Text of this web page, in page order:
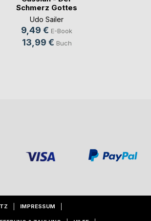
Schmerz Gottes
Udo Sailer
9,49 € E-Book
13,99 € Buch
IMPRESSUM